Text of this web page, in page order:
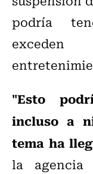
podría
"Esto
incluso a
tema ha
la